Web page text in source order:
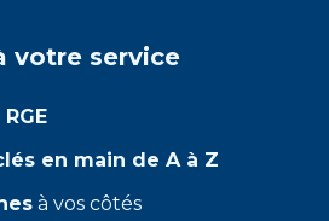
votre service
RGE
en main de A à Z
à vos côtés